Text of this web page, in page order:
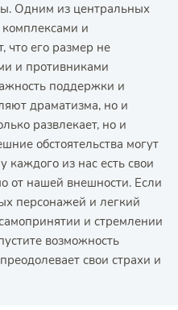
Одним из центральных
комплексами и
что его размер не
и противниками
поддержки и
драматизма, но и
развлекает, но и
обстоятельства могут
каждого из нас есть свои
от нашей внешности. Если
персонажей и легкий
и стремлении
возможность
свои страхи и